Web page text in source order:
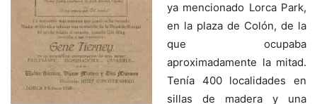
ya mencionado Lorca Park,
en la plaza de Colón, de la
que ocupaba
aproximadamente la mitad.
Tenía 400 localidades en
sillas de madera y una